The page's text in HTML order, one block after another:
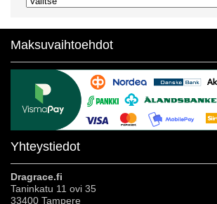
Maksuvaihtoehdot
Yhteystiedot
Dragrace.fi
Taninkatu 11 ovi 35
33400 Tampere